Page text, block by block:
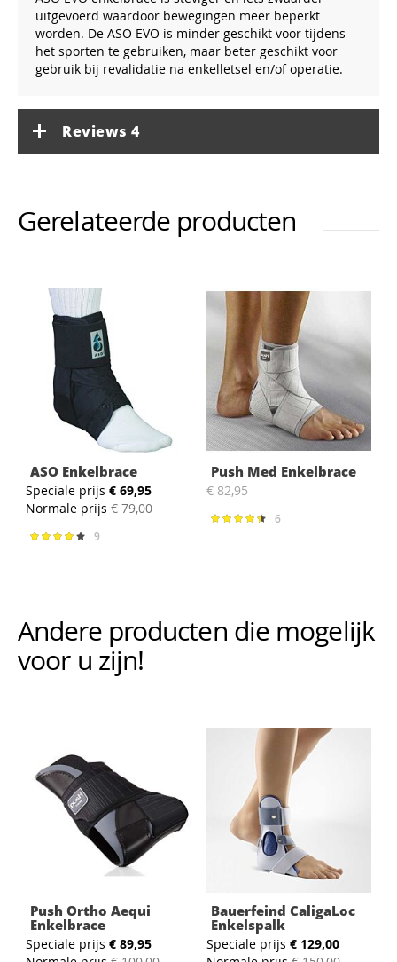
uitgevoerd waardoor bewegingen meer beperkt
worden. De ASO EVO is minder geschikt voor tijdens
het sporten te gebruiken, maar beter geschikt voor
gebruik bij revalidatie na enkelletsel en/of operatie.
Reviews 4
Gerelateerde producten
ASO Enkelbrace
Speciale prijs € 69,95
Normale prijs € 79,00
Waardering:
9
Push Med Enkelbrace
€ 82,95
Waardering:
6
Andere producten die mogelijk
voor u zijn!
Push Ortho Aequi
Enkelbrace
Speciale prijs € 89,95
Bauerfeind CaligaLoc
Enkelspalk
Speciale prijs € 129,00